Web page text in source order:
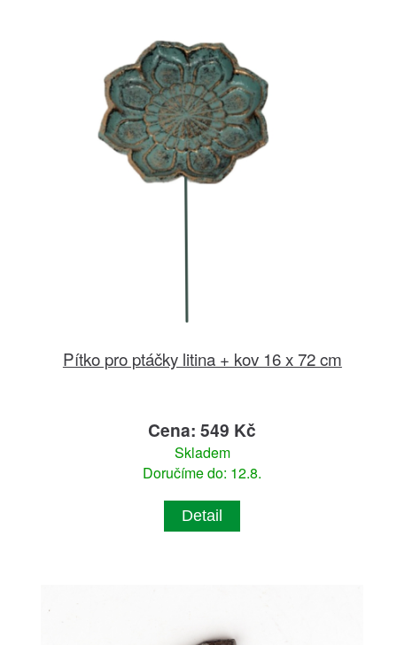
Pítko pro ptáčky litina + kov 16 x 72 cm
Cena: 549 Kč
Skladem
Doručíme do: 12.8.
Detail